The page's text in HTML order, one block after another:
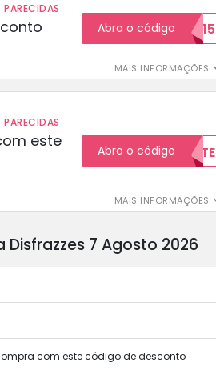
MAIS INFORMAÇÕES
Abra o códigoRECEBER15
este
MAIS INFORMAÇÕES
Abra o código
GRATUITAMENTE
7 Agosto 2026
com este código de desconto